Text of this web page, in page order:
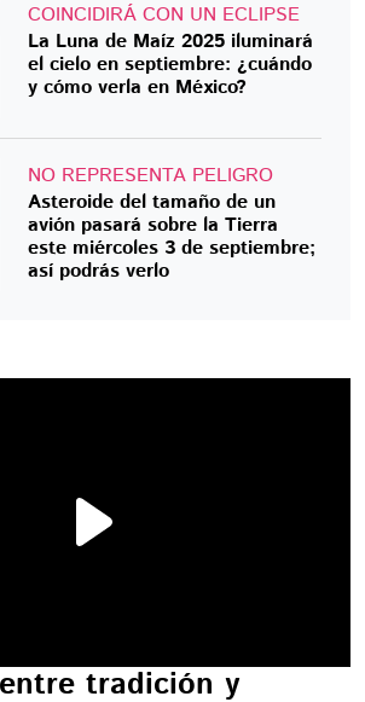
COINCIDIRÁ CON UN ECLIPSE
La Luna de Maíz 2025 iluminará
el cielo en septiembre: ¿cuándo
y cómo verla en México?
NO REPRESENTA PELIGRO
Asteroide del tamaño de un
avión pasará sobre la Tierra
este miércoles 3 de septiembre;
así podrás verlo
tradición y